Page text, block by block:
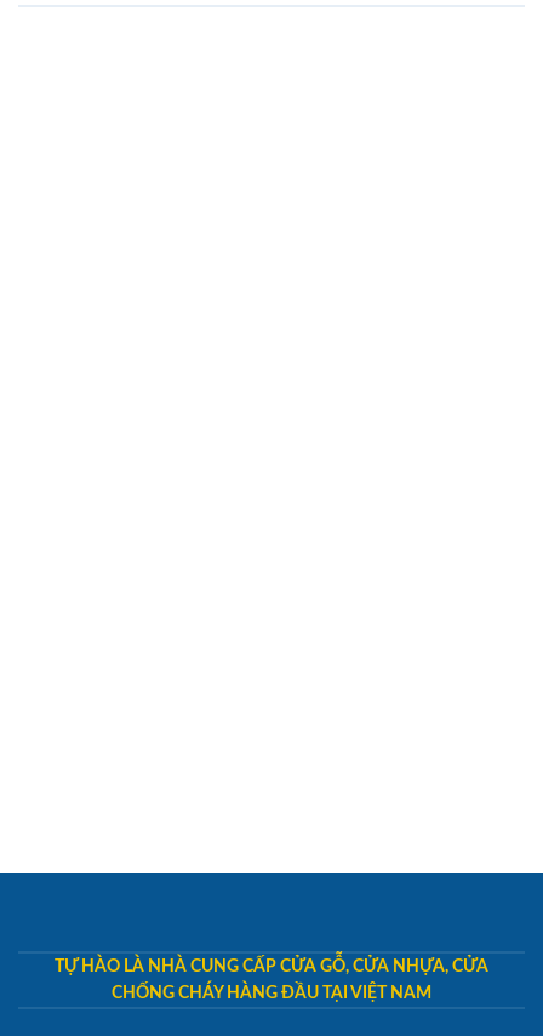
TỰ HÀO LÀ NHÀ CUNG CẤP CỬA GỖ, CỬA NHỰA, CỬA
CHỐNG CHÁY HÀNG ĐẦU TẠI VIỆT NAM